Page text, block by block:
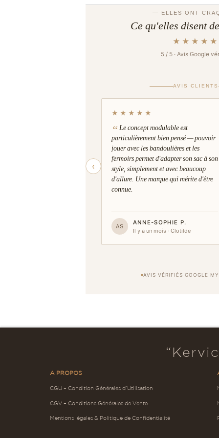
Évitez le contact avec l’eau ou solvants,
Nettoyez délicatement avec un chiffon
sans produits chimiques.
Conservez-la soigneusement à plat, à
Poids 120 g
— ELLES ONT
Ce qu'elles disent
★★★★★
5 / 5 · Avis Google
AVIS CLIENTS
‹
★★★★★
Le concept modulable est
particulièrement bien pensé — pouvoir
jouer avec les bandoulières et les
fermoirs permet d'adapter son sac à son
style, simplement et avec beaucoup
d'allure. Une marque qui mérite d'être
connue.
AS
ANNE-SOPHIE P.
Il y a un mois · Clotilde
AVIS VÉRIFIÉS GOOGLE
A PROPOS
CGU – Condition Générales d’Utilisation
CGV – Conditions Générales de Vente
Mentions légales & Politique de Confidentialité